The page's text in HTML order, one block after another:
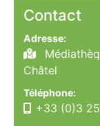
Contact
Adresse:
Châtel
Téléphone:
+33 (0)3